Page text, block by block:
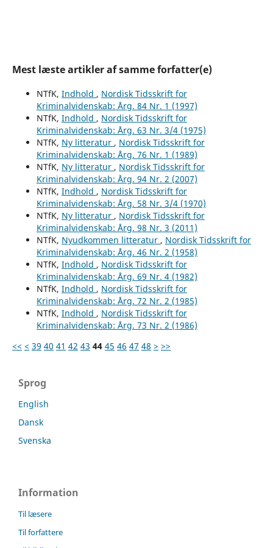
Mest læste artikler af samme forfatter(e)
NTfK, Indhold , Nordisk Tidsskrift for
Kriminalvidenskab: Årg. 84 Nr. 1 (1997)
NTfK, Indhold , Nordisk Tidsskrift for
Kriminalvidenskab: Årg. 63 Nr. 3/4 (1975)
NTfK, Ny litteratur , Nordisk Tidsskrift for
Kriminalvidenskab: Årg. 76 Nr. 1 (1989)
NTfK, Ny litteratur , Nordisk Tidsskrift for
Kriminalvidenskab: Årg. 94 Nr. 2 (2007)
NTfK, Indhold , Nordisk Tidsskrift for
Kriminalvidenskab: Årg. 58 Nr. 3/4 (1970)
NTfK, Ny litteratur , Nordisk Tidsskrift for
Kriminalvidenskab: Årg. 98 Nr. 3 (2011)
NTfK, Nyudkommen litteratur , Nordisk Tidsskrift for
Kriminalvidenskab: Årg. 46 Nr. 2 (1958)
NTfK, Indhold , Nordisk Tidsskrift for
Kriminalvidenskab: Årg. 69 Nr. 4 (1982)
NTfK, Indhold , Nordisk Tidsskrift for
Kriminalvidenskab: Årg. 72 Nr. 2 (1985)
NTfK, Indhold , Nordisk Tidsskrift for
Kriminalvidenskab: Årg. 73 Nr. 2 (1986)
<< < 39 40 41 42 43 44 45 46 47 48 > >>
Sprog
English
Dansk
Svenska
Information
Til læsere
Til forfattere